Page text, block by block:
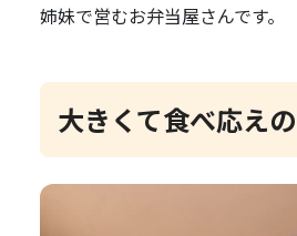
姉妹で営むお弁当屋さんです。
大きくて食べ応え